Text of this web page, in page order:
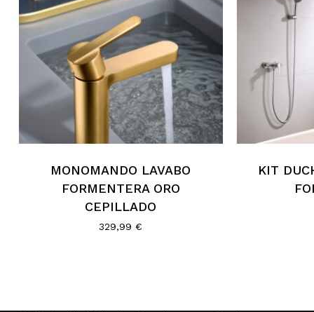
MONOMANDO LAVABO
FORMENTERA ORO
CEPILLADO
329,99€
KIT